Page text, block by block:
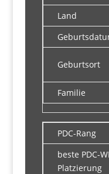
Land
Geburtsort
Familie
PDC-Rang
beste PDC-
Platzierung